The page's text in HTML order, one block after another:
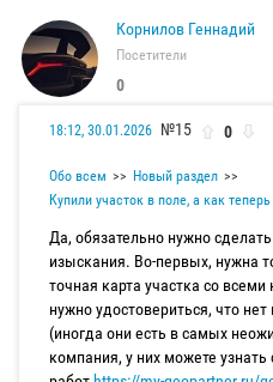
Корнилов Геннадий
Посетители
0
18:12, 30.01.2026 №15 0
Обо всем
Новый раздел
Купили участок в поле, а как
Да, обязательно нужно
изыскания. Во-первых, нужна
точная карта участка со
нужно удостовериться, что
(иногда они есть в самых
компания, у них можете